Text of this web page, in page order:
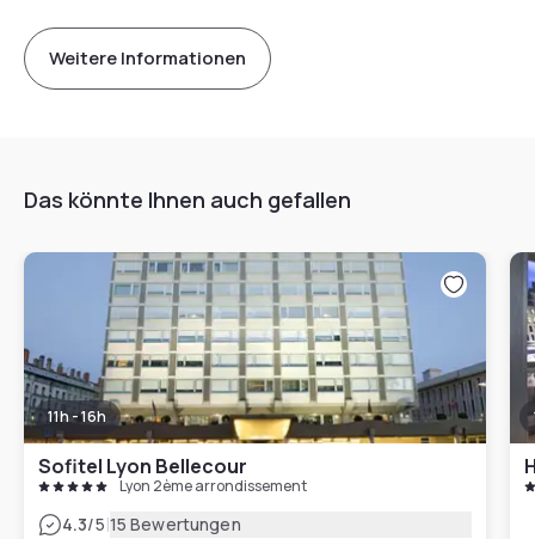
Weitere Informationen
Das könnte Ihnen auch gefallen
11h - 16h
Sofitel Lyon Bellecour
Lyon 2ème arrondissement
4.3/5|15 Bewertungen